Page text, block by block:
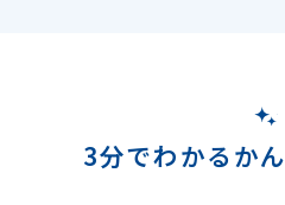
3分でわかるか